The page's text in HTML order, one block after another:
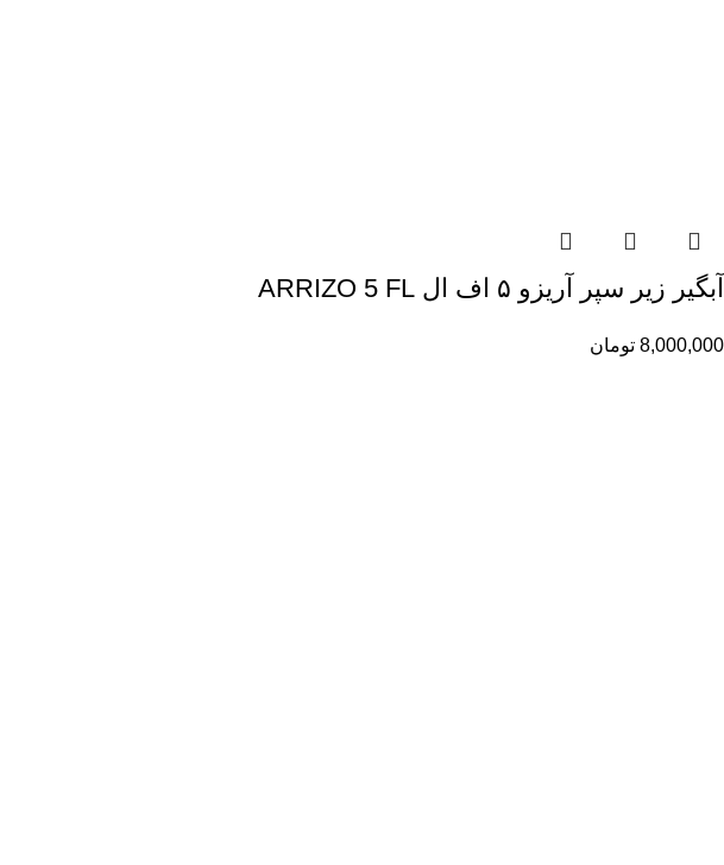
آبگیر زیر سپر آریزو ۵ اف ال ARRIZO 5 FL
8,000,000 تومان